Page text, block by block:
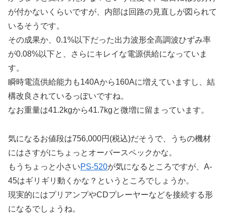
が付かないくらいですが、内部は回路の見直しが図られて
いるそうです。
その成果か、0.1%以下だった出力波形全高調波ひずみ率
が0.08%以下と、さらにキレイな電源供給になっていま
す。
瞬時電流供給能力も140Aから160Aに増えていますし、結
構改良されているっぽいですね。
なお重量は41.2kgから41.7kgと微増に留まっています。
気になるお値段は756,000円(税込)だそうで、うちの機材
にはさすがにちょっとオーバースペックかな。
もうちょっと小さいPS-520が気になるところですが、A-
45はギリギリ動くかな？というところでしょうか。
現実的にはプリアンプやCDプレーヤーなどを接続する形
になるでしょうね。